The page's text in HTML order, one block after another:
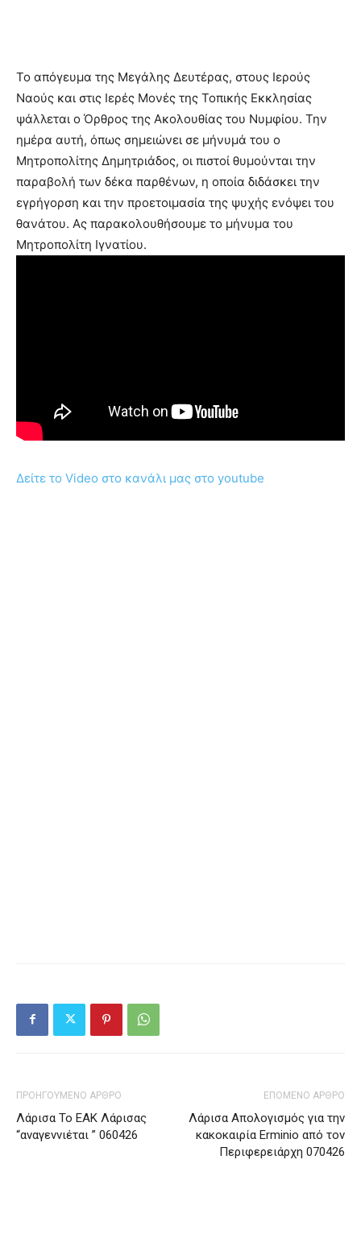
Το απόγευμα της Μεγάλης Δευτέρας, στους Ιερούς
Ναούς και στις Ιερές Μονές της Τοπικής Εκκλησίας
ψάλλεται ο Όρθρος της Ακολουθίας του Νυμφίου. Την
ημέρα αυτή, όπως σημειώνει σε μήνυμά του ο
Μητροπολίτης Δημητριάδος, οι πιστοί θυμούνται την
παραβολή των δέκα παρθένων, η οποία διδάσκει την
εγρήγορση και την προετοιμασία της ψυχής ενόψει του
θανάτου. Ας παρακολουθήσουμε το μήνυμα του
Μητροπολίτη Ιγνατίου.
Δείτε το Video στο κανάλι μας στο youtube
ΠΡΟΗΓΟΥΜΕΝΟ ΑΡΘΡΟ
Λάρισα Το ΕΑΚ Λάρισας
“αναγεννιέται ” 060426
ΕΠΟΜΕΝΟ ΑΡΘΡΟ
Λάρισα Απολογισμός για την
κακοκαιρία Erminio από τον
Περιφερειάρχη 070426